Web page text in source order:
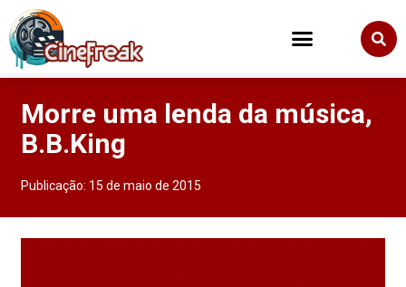
Morre uma lenda da música,
B.B.King
Publicação: 15 de maio de 2015